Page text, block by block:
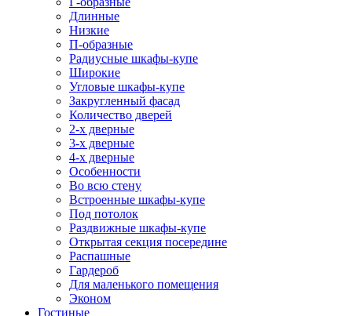
Длинные
Низкие
П-образные
Радиусные шкафы-купе
Широкие
Угловые шкафы-купе
Закругленный фасад
Количество дверей
2-х дверные
3-х дверные
4-х дверные
Особенности
Во всю стену
Встроенные шкафы-купе
Под потолок
Раздвижные шкафы-купе
Открытая секция посередине
Распашные
Гардероб
Для маленького помещения
Эконом
Гостиные